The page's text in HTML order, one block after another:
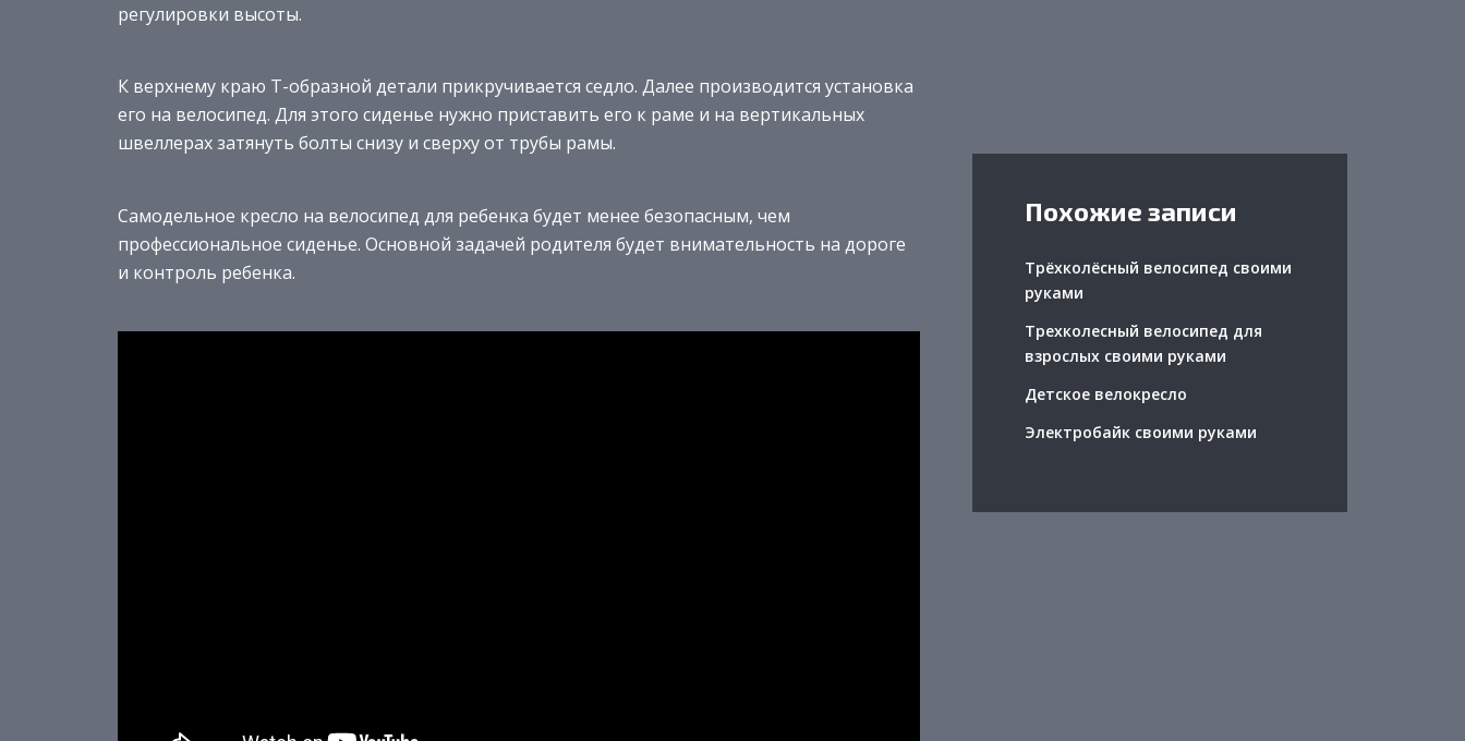
регулировки высоты.
К верхнему краю Т-образной детали прикручивается седло. Далее производится установка
его на велосипед. Для этого сиденье нужно приставить его к раме и на вертикальных
швеллерах затянуть болты снизу и сверху от трубы рамы.
Самодельное кресло на велосипед для ребенка будет менее безопасным, чем
профессиональное сиденье. Основной задачей родителя будет внимательность на дороге
и контроль ребенка.
Похожие записи
Трёхколёсный велосипед своими
руками
Трехколесный велосипед для
взрослых своими руками
Детское велокресло
Электробайк своими руками